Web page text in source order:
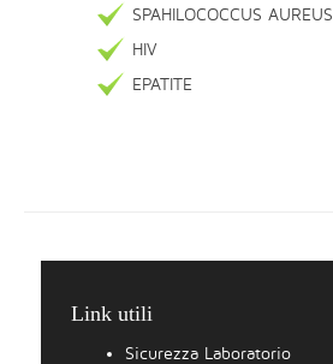
SPAHILOCOCCUS AUREUS
HIV
EPATITE
Link utili
Sicurezza Laboratorio